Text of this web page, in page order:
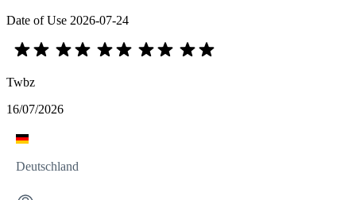
Date of Use 2026-07-24
Twbz
16/07/2026
Deutschland